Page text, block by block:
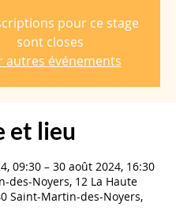
pour ce stage
sont closes
autres événements
et lieu
09:30 – 30 août 2024, 16:30
des-Noyers, 12 La Haute
Saint-Martin-des-Noyers,